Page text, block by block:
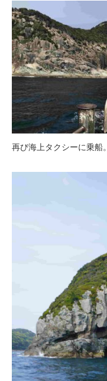
再び海上タクシーに乗船。